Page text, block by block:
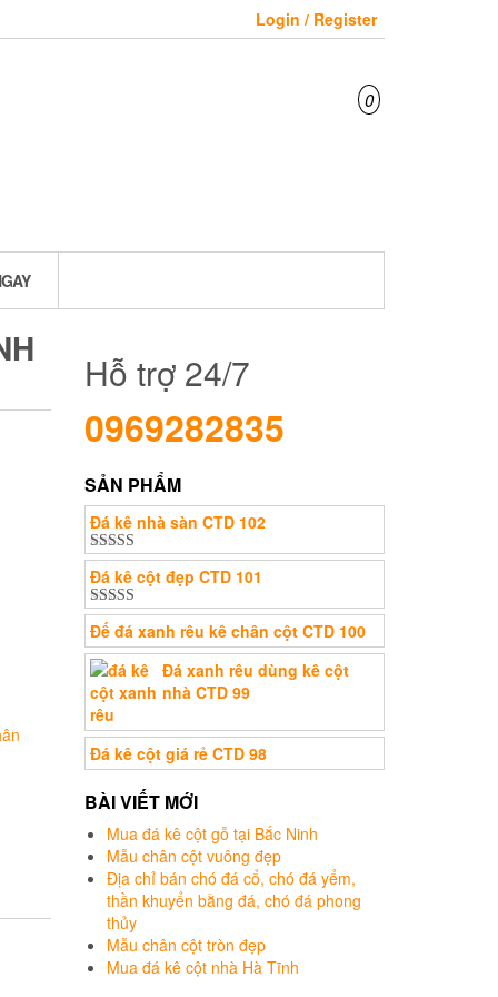
Login / Register
0
Hỗ trợ 24/7
0969282835
SẢN PHẨM
Đá kê nhà sàn CTD 102
Được xếp
hạng5.005
sao
Đá kê cột đẹp CTD 101
Được xếp
hạng5.005
sao
Đế đá xanh rêu kê chân cột CTD 100
Đá xanh rêu dùng kê cột
nhà CTD 99
Đá kê cột giá rẻ CTD 98
BÀI VIẾT MỚI
Mua đá kê cột gỗ tại Bắc Ninh
Mẫu chân cột vuông đẹp
Địa chỉ bán chó đá cổ, chó đá yểm,
thần khuyển bằng đá, chó đá phong
thủy
Mẫu chân cột tròn đẹp
Mua đá kê cột nhà Hà Tĩnh